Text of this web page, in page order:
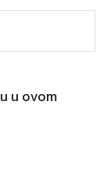
u ovom